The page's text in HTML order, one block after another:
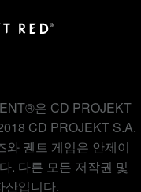
은 CD PROJEKT
CD PROJEKT S.A.
와 궨트 게임은 안제이
. 다른 모든 저작권 및
산입니다.